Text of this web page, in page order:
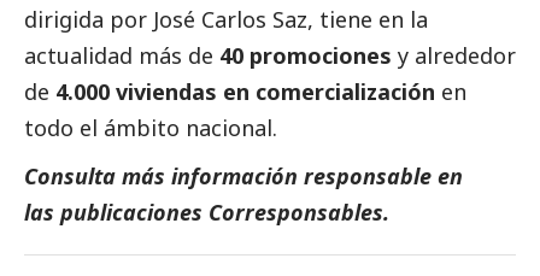
dirigida por José Carlos Saz, tiene en la
actualidad más de 40 promociones y alrededor
de 4.000 viviendas en comercialización en
todo el ámbito nacional.
Consulta más información responsable en
las publicaciones Corresponsables.